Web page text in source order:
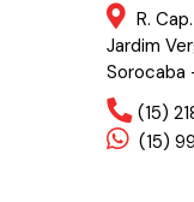
R.
Jardim
Sorocaba
(15)
(15)